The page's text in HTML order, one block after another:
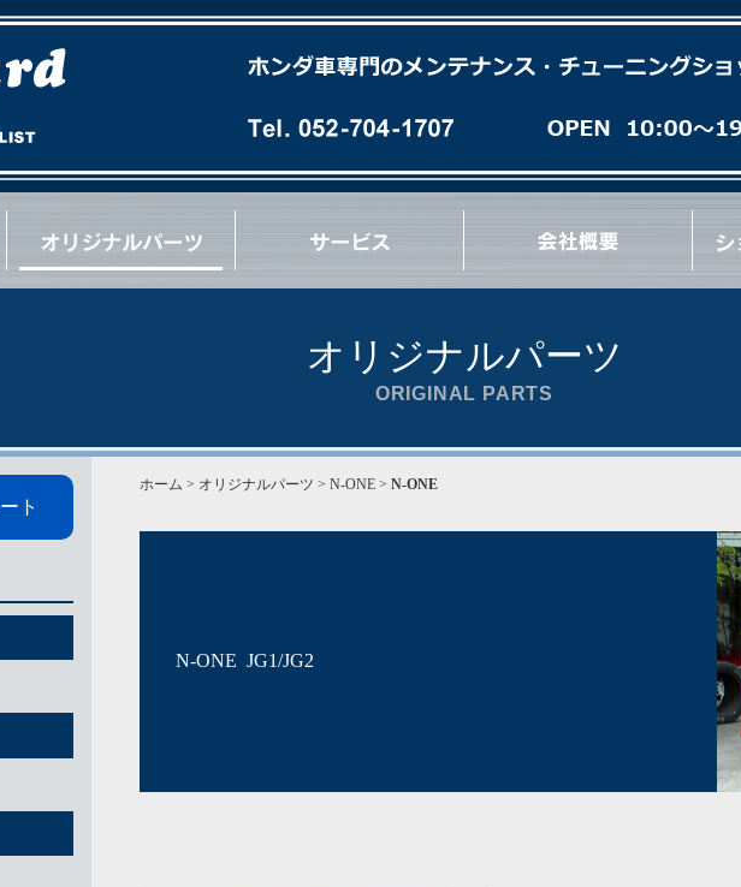
オリジナルパーツ
ORIGINAL PARTS
ホーム > オリジナルパーツ > N-ONE > N-ONE
N-ONE JG1/JG2
ト